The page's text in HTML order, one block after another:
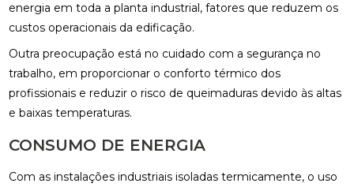
energia em toda a planta industrial, fatores que reduzem os
custos operacionais da edificação.
Outra preocupação está no cuidado com a segurança no
trabalho, em proporcionar o conforto térmico dos
profissionais e reduzir o risco de queimaduras devido às altas
e baixas temperaturas.
CONSUMO DE ENERGIA
Com as instalações industriais isoladas termicamente, o uso